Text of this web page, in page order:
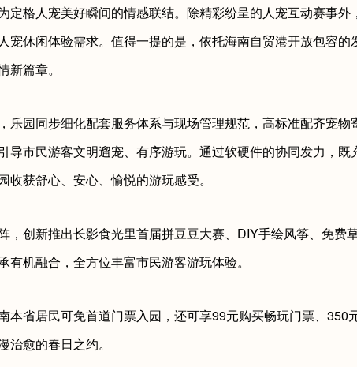
格人宠美好瞬间的情感联结。除精彩纷呈的人宠互动赛事外
宠休闲体验需求。值得一提的是，依托海南自贸港开放包容
篇章。
乐园同步细化配套服务体系与现场管理规范，高标准配齐宠
导市民游客文明遛宠、有序游玩。通过软硬件的协同发力，
获舒心、安心、愉悦的游玩感受。
，创新推出长影食光里首届拼豆豆大赛、DIY手绘风筝、免
机融合，全方位丰富市民游客游玩体验。
本省居民可免首道门票入园，还可享99元购买畅玩门票、350
愈的春日之约。